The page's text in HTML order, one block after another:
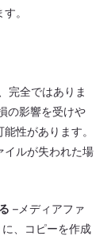
。
完全ではありま
の影響を受けや
性があります。
イルが失われた場
–メディアファ
、コピーを作成